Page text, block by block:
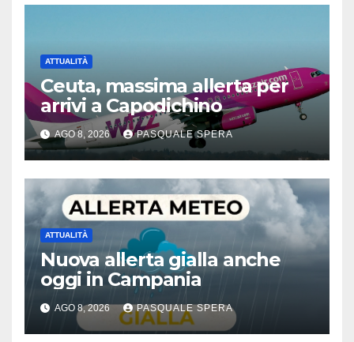
ATTUALITÀ
Ceuta, massima allerta per
arrivi a Capodichino
AGO 8, 2026 PASQUALE SPERA
ATTUALITÀ
Nuova allerta gialla anche
oggi in Campania
AGO 8, 2026 PASQUALE SPERA